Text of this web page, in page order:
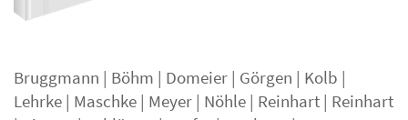
Bruggmann | Böhm | Domeier | Görgen | Kolb |
Lehrke | Maschke | Meyer | Nöhle | Reinhart | Reinhart